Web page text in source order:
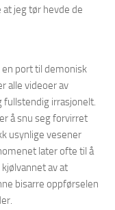
jeg tør hevde de
port til demonisk
alle videoer av
irrasjonelt.
å snu seg forvirret
usynlige vesener
later ofte til å
av at
bisarre oppførselen